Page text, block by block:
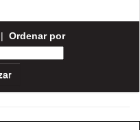
| Ordenar por